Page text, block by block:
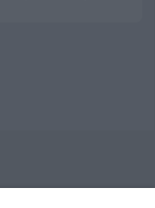
Serwis Informacyjny Miasta